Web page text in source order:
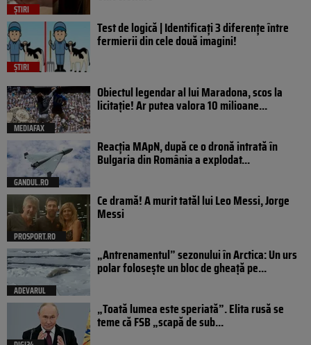
ȘTIRI
ȘTIRI
Test de logică | Identificați 3 diferențe între
fermierii din cele două imagini!
MEDIAFAX
Obiectul legendar al lui Maradona, scos la
licitație! Ar putea valora 10 milioane...
GANDUL.RO
Reacția MApN, după ce o dronă intrată în
Bulgaria din România a explodat...
PROSPORT.RO
Ce dramă! A murit tatăl lui Leo Messi, Jorge
Messi
ADEVARUL
„Antrenamentul” sezonului în Arctica: Un urs
polar folosește un bloc de gheață pe...
„Toată lumea este speriată”. Elita rusă se
teme că FSB „scapă de sub...